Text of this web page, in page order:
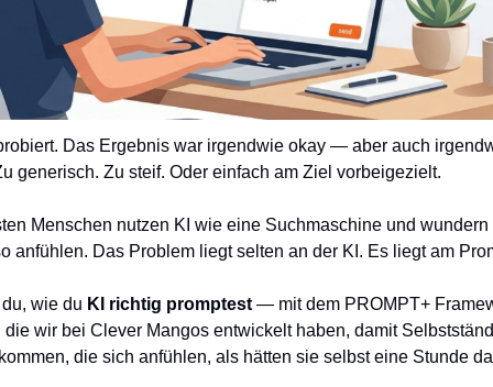
Das Ergebnis war irgendwie okay — aber auch
generisch. Zu steif. Oder einfach am Ziel vorbeigezielt.
Menschen nutzen KI wie eine Suchmaschine und
anfühlen. Das Problem liegt selten an der KI. Es liegt am
wie du KI richtig promptest — mit dem PROMPT+
die wir bei Clever Mangos entwickelt haben, damit
die sich anfühlen, als hätten sie selbst eine Stunde